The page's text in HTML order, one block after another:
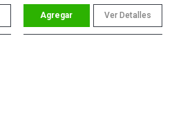
Ver Detalles